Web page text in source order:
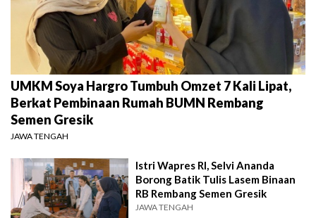
UMKM Soya Hargro Tumbuh Omzet 7 Kali Lipat,
Berkat Pembinaan Rumah BUMN Rembang
Semen Gresik
JAWA TENGAH
Istri Wapres RI, Selvi Ananda
Borong Batik Tulis Lasem Binaan
RB Rembang Semen Gresik
JAWA TENGAH